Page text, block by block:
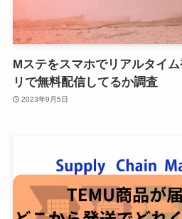
Mステをスマホでリアルタイ
リで無料配信してるか調査
2023年9月5日